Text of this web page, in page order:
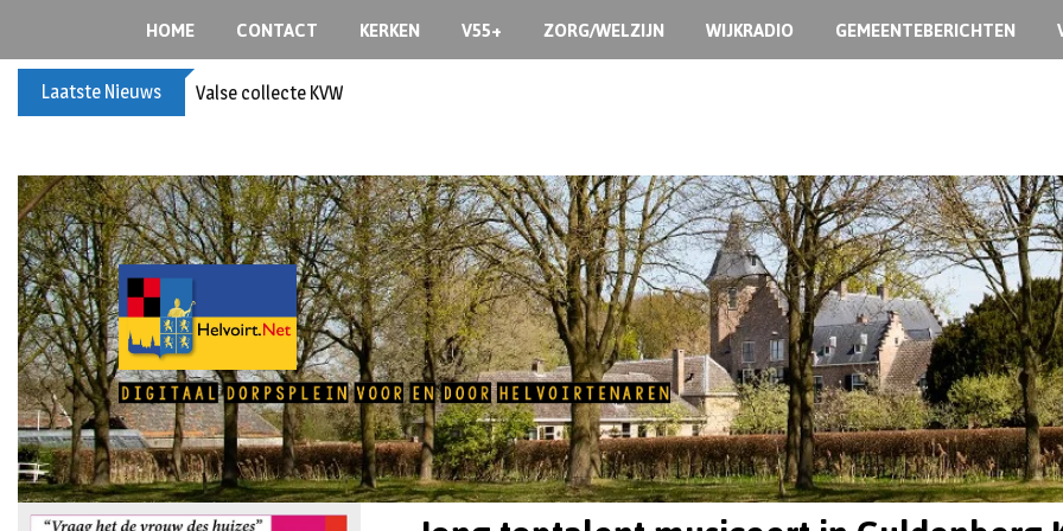
HOME CONTACT KERKEN V55+ ZORG/WELZIJN WIJKRADIO GEMEENTEBERICHTEN
Laatste Nieuws Valse collecte KVW